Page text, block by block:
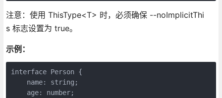
注意：使用 ThisType<T> 时，必须确保 --noImplicitThi
s 标志设置为 true。
示例：
interface Person {
    name: string;
    age: number;